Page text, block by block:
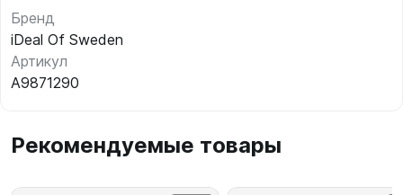
Бренд
iDeal Of Sweden
Артикул
A9871290
Рекомендуемые товары